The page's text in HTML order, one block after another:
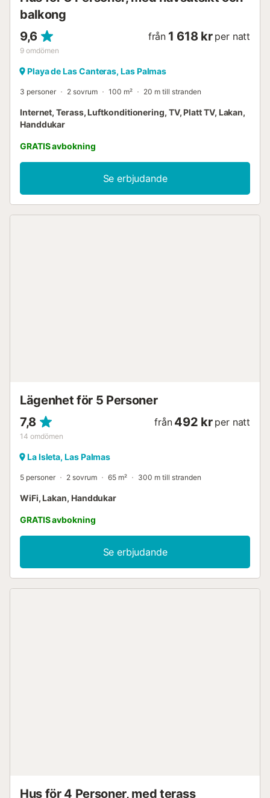
balkong
9,6
9 omdömen
från 1 618 kr per natt
Playa de Las Canteras, Las Palmas
3 personer 2 sovrum 100 m² 20 m till stranden
Internet, Terass, Luftkonditionering, TV, Platt TV, Lakan,
Handdukar
GRATIS avbokning
Se erbjudande
Lägenhet för 5 Personer
7,8
14 omdömen
från 492 kr per natt
La Isleta, Las Palmas
5 personer 2 sovrum 65 m² 300 m till stranden
WiFi, Lakan, Handdukar
GRATIS avbokning
Se erbjudande
Hus för 4 Personer, med terass